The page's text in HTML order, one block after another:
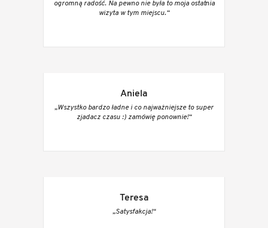
ogromną radość. Na pewno nie była to moja ostatnia
wizyta w tym miejscu.“
Aniela
„Wszystko bardzo ładne i co najważniejsze to super
zjadacz czasu :) zamówię ponownie!“
Teresa
„Satysfakcja!“